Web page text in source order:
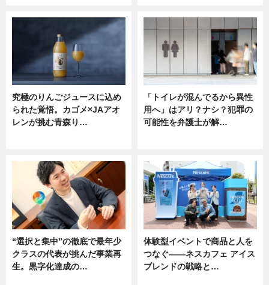
究極のりんごジュースに込め
られた覚悟。カゴメ×JAアオ
レンが挑む青森り…
「トイレが混んでるから異性
用へ」はアリ？ナシ？犯罪の
可能性を弁護士が解…
“選択と集中”の徹底で最年少
クラスの代表が挑んだ事業再
生。黒字化達成の…
体験型イベントで商品と人を
つなぐ――ネスカフェ アイス
ブレンドの戦略と…